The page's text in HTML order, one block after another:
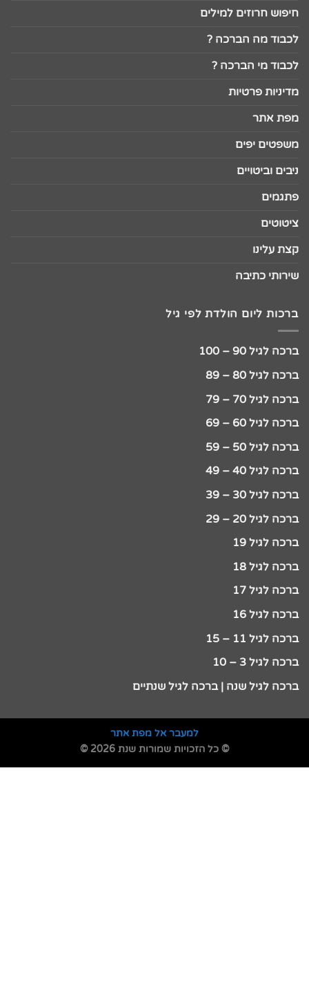
חיפוש חרוזים למילים
לכבוד מה הברכה ?
לכבוד מי הברכה ?
מדיניות פרטיות
מפת אתר
משפטים יפים
ניבים וביטויים
פתגמים
ציטוטים
קצת עלינו
שירותי כתיבה
ברכות ליום הולדת לפי גיל
ברכה לגיל 90 – 100
ברכה לגיל 80 – 89
ברכה לגיל 70 – 79
ברכה לגיל 60 – 69
ברכה לגיל 50 – 59
ברכה לגיל 40 – 49
ברכה לגיל 30 – 39
ברכה לגיל 20 – 29
ברכה לגיל 19
ברכה לגיל 18
ברכה לגיל 17
ברכה לגיל 16
ברכה לגיל 11 – 15
ברכה לגיל 3 – 10
ברכה לגיל שנה | ברכה לגיל שנתיים
למעבר אל מפת אתר
© כל הזכויות שמורות שנת 2026 ©